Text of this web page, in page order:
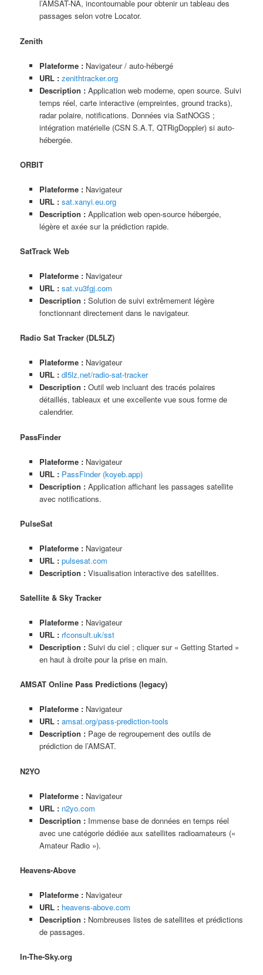
l’AMSAT-NA, incontournable pour obtenir un tableau des
passages selon votre Locator.
Zenith
Plateforme : Navigateur / auto-hébergé
URL : zenithtracker.org
Description : Application web moderne, open source. Suivi
temps réel, carte interactive (empreintes, ground tracks),
radar polaire, notifications. Données via SatNOGS ;
intégration matérielle (CSN S.A.T, QTRigDoppler) si auto-
hébergée.
ORBIT
Plateforme : Navigateur
URL : sat.xanyi.eu.org
Description : Application web open-source hébergée,
légère et axée sur la prédiction rapide.
SatTrack Web
Plateforme : Navigateur
URL : sat.vu3fgj.com
Description : Solution de suivi extrêmement légère
fonctionnant directement dans le navigateur.
Radio Sat Tracker (DL5LZ)
Plateforme : Navigateur
URL : dl5lz.net/radio-sat-tracker
Description : Outil web incluant des tracés polaires
détaillés, tableaux et une excellente vue sous forme de
calendrier.
PassFinder
Plateforme : Navigateur
URL : PassFinder (koyeb.app)
Description : Application affichant les passages satellite
avec notifications.
PulseSat
Plateforme : Navigateur
URL : pulsesat.com
Description : Visualisation interactive des satellites.
Satellite & Sky Tracker
Plateforme : Navigateur
URL : rfconsult.uk/sst
Description : Suivi du ciel ; cliquer sur « Getting Started »
en haut à droite pour la prise en main.
AMSAT Online Pass Predictions (legacy)
Plateforme : Navigateur
URL : amsat.org/pass-prediction-tools
Description : Page de regroupement des outils de
prédiction de l’AMSAT.
N2YO
Plateforme : Navigateur
URL : n2yo.com
Description : Immense base de données en temps réel
avec une catégorie dédiée aux satellites radioamateurs («
Amateur Radio »).
Heavens-Above
Plateforme : Navigateur
URL : heavens-above.com
Description : Nombreuses listes de satellites et prédictions
de passages.
In-The-Sky.org